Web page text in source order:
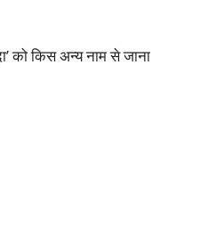
को किस अन्य नाम से जाना